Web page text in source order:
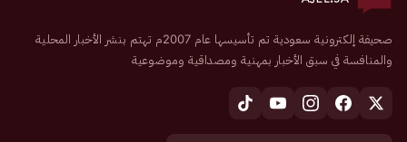
صحيفة إلكترونية سعودية تم تأسيسها عام 2007م تهتم بنشر الأخبار المحلية
والمنافسة في سبق الأخبار بمهنية ومصداقية وموضوعية